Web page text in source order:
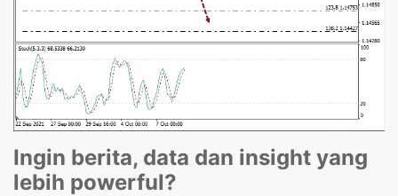
Ingin berita, data dan insight yang
lebih powerful?